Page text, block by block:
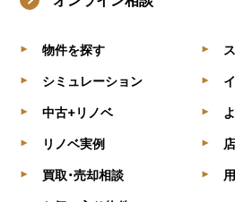
▶ 物件を探す
▶ シミュレーション
▶ 中古+リノベ
▶ リノベ実例
▶ 買取・売却相談
▶
▶
▶
▶
▶